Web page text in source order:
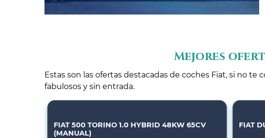
Mejores
Estas son las ofertas destacadas de coches Fiat, si no
fabulosos y sin entrada.
FIAT 500 TORINO 1.0 HYBRID 48KW 65CV
(MANUAL)
FIAT